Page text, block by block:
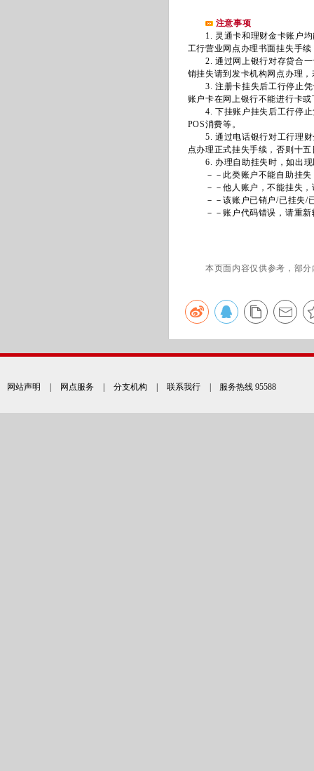
注意事项
1. 灵通卡和理财金卡账户均
工行营业网点办理书面挂失手
2. 通过网上银行对存贷合一
销挂失请到发卡机构网点办理
3. 注册卡挂失后工行停止凭
账户卡在网上银行不能进行卡
4. 下挂账户挂失后工行停止
POS消费等。
5. 通过电话银行对工行理财
点办理正式挂失手续，否则十
6. 办理自助挂失时，如出现
－－此类账户不能自助挂失
－－他人账户，不能挂失，
－－该账户已销户/已挂失/
－－账户代码错误，请重新
本页面内容仅供参考，部
网站声明 网点服务 分支机构 联系我行 | 服务热线 95588